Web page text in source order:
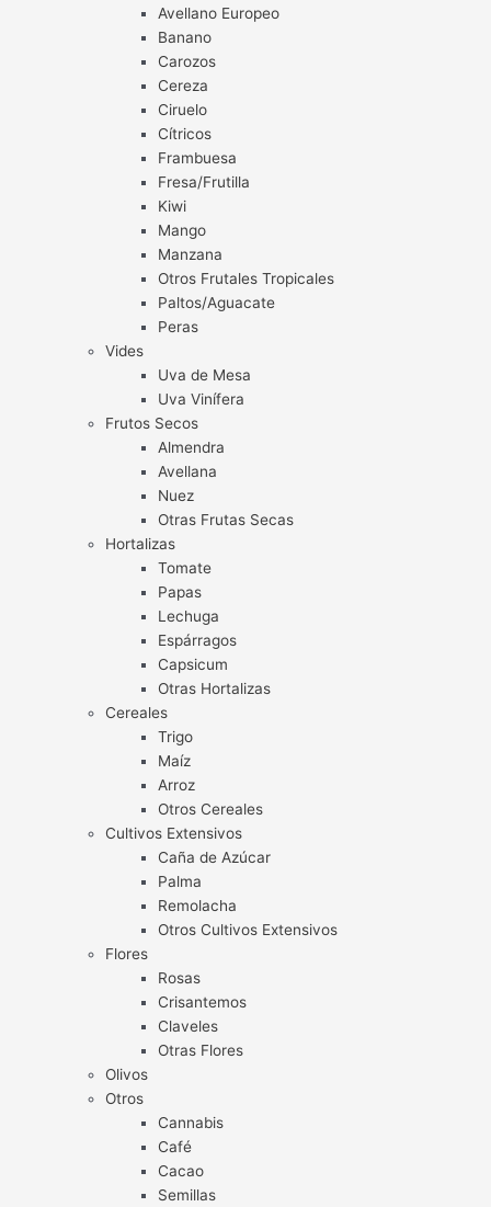
Avellano Europeo
Banano
Carozos
Cereza
Ciruelo
Cítricos
Frambuesa
Fresa/Frutilla
Kiwi
Mango
Manzana
Otros Frutales Tropicales
Paltos/Aguacate
Peras
Vides
Uva de Mesa
Uva Vinífera
Frutos Secos
Almendra
Avellana
Nuez
Otras Frutas Secas
Hortalizas
Tomate
Papas
Lechuga
Espárragos
Capsicum
Otras Hortalizas
Cereales
Trigo
Maíz
Arroz
Otros Cereales
Cultivos Extensivos
Caña de Azúcar
Palma
Remolacha
Otros Cultivos Extensivos
Flores
Rosas
Crisantemos
Claveles
Otras Flores
Olivos
Otros
Cannabis
Café
Cacao
Semillas